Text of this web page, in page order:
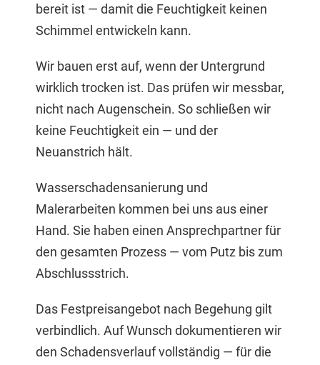
bereit ist — damit die Feuchtigkeit keinen
Schimmel entwickeln kann.
Wir bauen erst auf, wenn der Untergrund
wirklich trocken ist. Das prüfen wir messbar,
nicht nach Augenschein. So schließen wir
keine Feuchtigkeit ein — und der
Neuanstrich hält.
Wasserschadensanierung und
Malerarbeiten kommen bei uns aus einer
Hand. Sie haben einen Ansprechpartner für
den gesamten Prozess — vom Putz bis zum
Abschlussstrich.
Das Festpreisangebot nach Begehung gilt
verbindlich. Auf Wunsch dokumentieren wir
den Schadensverlauf vollständig — für die